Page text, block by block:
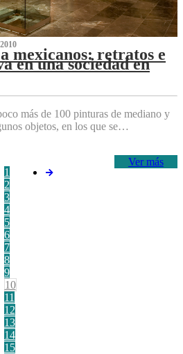
mexicanos: retratos e
en una sociedad en
más de 100 pinturas de mediano y
objetos, en los que se…
Ver más
1
2
3
4
5
6
7
8
9
10
11
12
13
14
15